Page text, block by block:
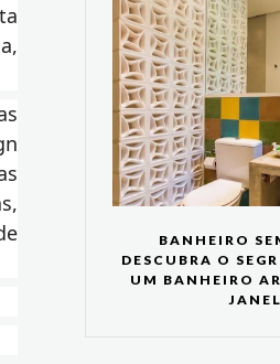
BANHEIRO
DESCUBRA O
UM BANHEIRO